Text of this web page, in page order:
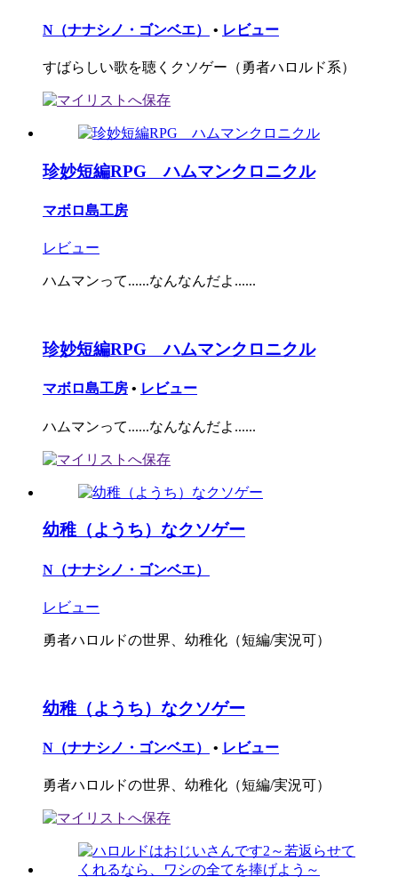
N（ナナシノ・ゴンベエ） • レビュー
すばらしい歌を聴くクソゲー（勇者ハロルド系）
珍妙短編RPG ハムマンクロニクル
マボロ島工房
レビュー
ハムマンって......なんなんだよ......
珍妙短編RPG ハムマンクロニクル
マボロ島工房 • レビュー
ハムマンって......なんなんだよ......
幼稚（ようち）なクソゲー
N（ナナシノ・ゴンベエ）
レビュー
勇者ハロルドの世界、幼稚化（短編/実況可）
幼稚（ようち）なクソゲー
N（ナナシノ・ゴンベエ） • レビュー
勇者ハロルドの世界、幼稚化（短編/実況可）